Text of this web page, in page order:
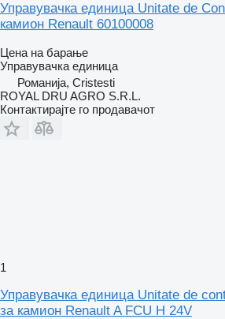
Управувачка единица Unitate de
камион Renault 60100008
Цена на барање
Управувачка единица
Романија, Cristesti
ROYAL DRU AGRO S.R.L.
Контактирајте го продавачот
1
Управувачка единица Unitate de
за камион Renault A FCU H 24V